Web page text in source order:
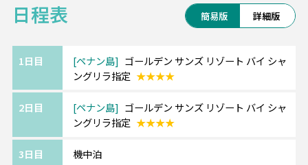
シートピッチが広く快適にお過ごしいただけ
ます。
日程表 簡易版 詳細版
1日目 ペナン島
ゴールデン サンズ リゾート バイ シャ
ングリラ指定 ★★★★
2日目 ペナン島
ゴールデン サンズ リゾート バイ シャ
ングリラ指定 ★★★★
3日目 機中泊